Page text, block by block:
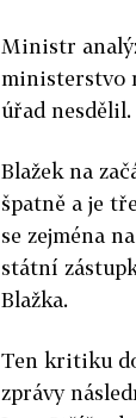
Ministr
ministerstvo
úřad nesdělil.
Blažek na
špatně a je
se zejména
státní
Blažka.
Ten kritiku
zprávy